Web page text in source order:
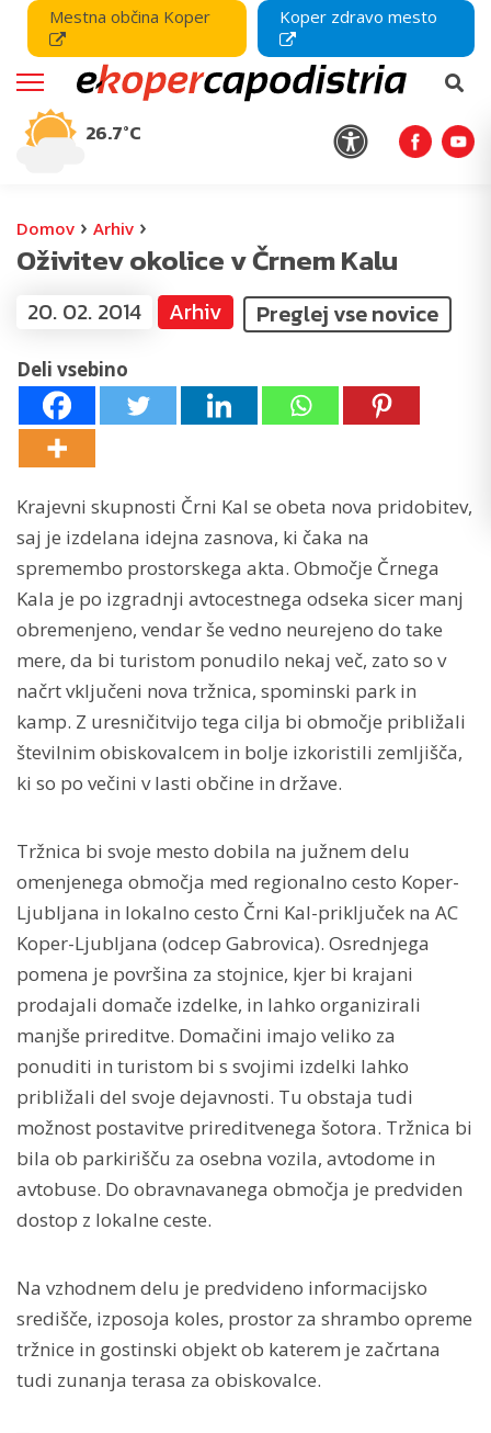
Mestna občina Koper Koper zdravo mesto
26.7°C
Domov › Arhiv ›
Oživitev okolice v Črnem Kalu
20. 02. 2014 Arhiv Preglej vse novice
Deli vsebino
Krajevni skupnosti Črni Kal se obeta nova pridobitev,
saj je izdelana idejna zasnova, ki čaka na
spremembo prostorskega akta. Območje Črnega
Kala je po izgradnji avtocestnega odseka sicer manj
obremenjeno, vendar še vedno neurejeno do take
mere, da bi turistom ponudilo nekaj več, zato so v
načrt vključeni nova tržnica, spominski park in
kamp. Z uresničitvijo tega cilja bi območje približali
številnim obiskovalcem in bolje izkoristili zemljišča,
ki so po večini v lasti občine in države.
Tržnica bi svoje mesto dobila na južnem delu
omenjenega območja med regionalno cesto Koper-
Ljubljana in lokalno cesto Črni Kal-priključek na AC
Koper-Ljubljana (odcep Gabrovica). Osrednjega
pomena je površina za stojnice, kjer bi krajani
prodajali domače izdelke, in lahko organizirali
manjše prireditve. Domačini imajo veliko za
ponuditi in turistom bi s svojimi izdelki lahko
približali del svoje dejavnosti. Tu obstaja tudi
možnost postavitve prireditvenega šotora. Tržnica bi
bila ob parkirišču za osebna vozila, avtodome in
avtobuse. Do obravnavanega območja je predviden
dostop z lokalne ceste.
Na vzhodnem delu je predvideno informacijsko
središče, izposoja koles, prostor za shrambo opreme
tržnice in gostinski objekt ob katerem je začrtana
tudi zunanja terasa za obiskovalce.